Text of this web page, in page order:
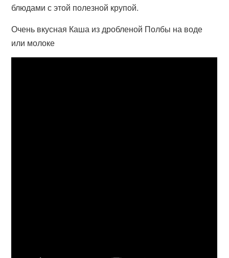
блюдами с этой полезной крупой.
Очень вкусная Каша из дробленой Полбы на воде
или молоке